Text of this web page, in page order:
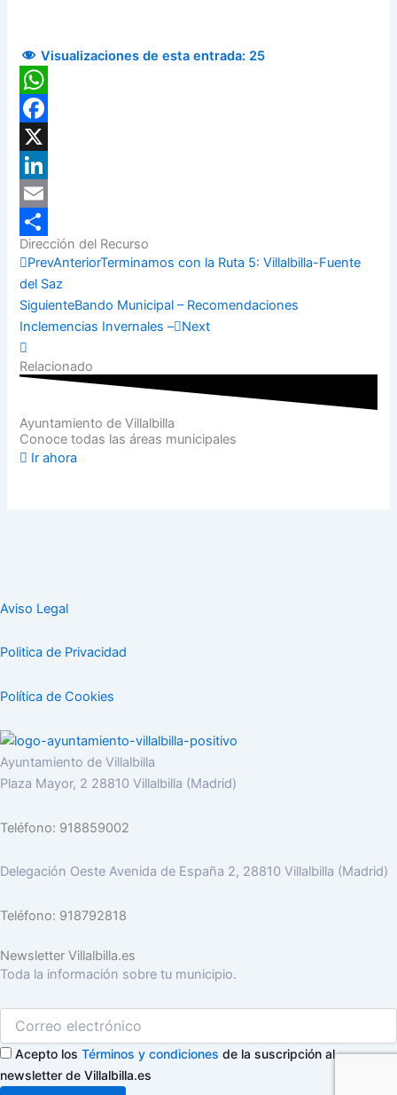
Visualizaciones de esta entrada: 25
WhatsApp
Facebook
X
LinkedIn
Email
Compartir
Dirección del Recurso
PrevAnteriorTerminamos con la Ruta 5: Villalbilla-Fuente
del Saz
SiguienteBando Municipal – Recomendaciones
Inclemencias Invernales – Next
Relacionado
Ayuntamiento de Villalbilla
Conoce todas las áreas municipales
Ir ahora
Aviso Legal
Politica de Privacidad
Política de Cookies
Ayuntamiento de Villalbilla
Plaza Mayor, 2 28810 Villalbilla (Madrid)
Teléfono: 918859002
Delegación Oeste Avenida de España 2, 28810 Villalbilla (Madrid)
Teléfono: 918792818
Newsletter Villalbilla.es
Toda la información sobre tu municipio.
Acepto los Términos y condiciones de la suscripción al
newsletter de Villalbilla.es